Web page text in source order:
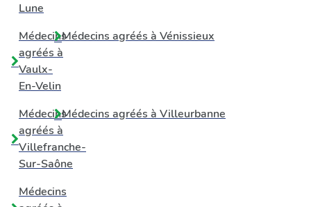
Lune
Médecins
agréés à
Vaulx-
En-Velin
Médecins agréés à Vénissieux
Médecins
agréés à
Villefranche-
Sur-Saône
Médecins agréés à Villeurbanne
Médecins